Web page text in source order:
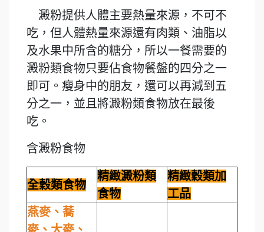
澱粉提供人體主要熱量來源，不可不
吃，但人體熱量來源還有肉類、油脂以
及水果中所含的糖分，所以一餐需要的
澱粉類食物只要佔食物餐盤的四分之一
即可。瘦身中的朋友，還可以再減到五
分之一，並且將澱粉類食物放在最後
吃。
含澱粉食物
全穀類食物
精緻澱粉類
食物
精緻穀類加
工品
燕麥、蕎
麥、大麥、